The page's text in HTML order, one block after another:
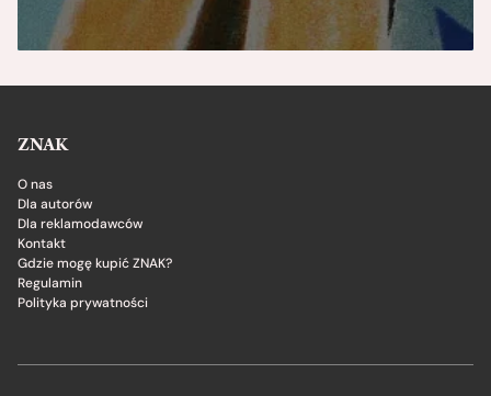
ZNAK
O nas
Dla autorów
Dla reklamodawców
Kontakt
Gdzie mogę kupić ZNAK?
Regulamin
Polityka prywatności